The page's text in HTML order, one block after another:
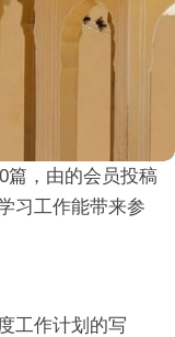
篇，由的会员投稿
习工作能带来参
工作计划的写